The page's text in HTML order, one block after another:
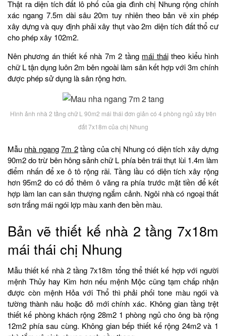
Thật ra diện tích đất lô phố của gia đình chị Nhung rộng chính
xác ngang 7.5m dài sâu 20m tuy nhiên theo bản vẽ xin phép
xây dựng và quy định phải xây thụt vào 2m diện tích đất thổ cư
cho phép xây 102m2.
Nên phương án thiết kế nhà 7m 2 tầng mái tháitheo kiểu hình
chữ L tận dụng luôn 2m bên ngoài làm sân kết hợp với 3m chính
được phép sử dụng là sân rộng hơn.
Hình ảnh nhà 2 tầng chữ L 90m2 mái thái đơn giản có 4 phòng ngủ xây trên
đất 7x18m của chị Nhung
Mẫu nhà ngang 7m 2tầng của chị Nhung có diện tích xây dựng
90m2 do trừ bên hông sảnh chữ L phía bên trái thụt lùi 1.4m làm
điểm nhấn để xe ô tô rộng rãi. Tầng lầu có diện tích xây rộng
hơn 95m2 do có đổ thêm ô văng ra phía trước mặt tiền để kết
hợp làm lan can sân thượng ngắm cảnh. Ngôi nhà có ngoại thất
sơn trắng mái ngói lợp màu xanh đen bền màu.
Bản vẽ thiết kế nhà 2 tầng 7x18m
mái thái chị Nhung
Mẫu thiết kế nhà 2 tầng 7x18m tổng thể thiết kế hợp với người
mệnh Thủy hay Kim hơn nếu mệnh Mộc cũng tạm chấp nhận
được còn mệnh Hỏa với Thổ thì phải phối tone màu ngói và
tường thành nâu hoặc đỏ mới chính xác. Không gian tầng trệt
thiết kế phòng khách rộng 28m2 1 phòng ngủ cho ông bà rộng
12m2 phía sau cùng. Không gian bếp thiết kế rộng 24m2 và 1